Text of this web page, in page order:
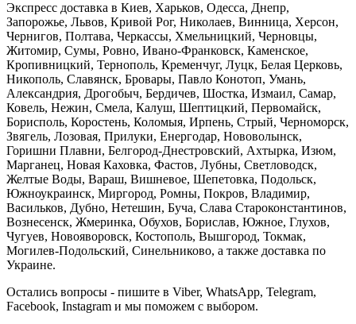
Экспресс доставка в Киев, Харьков, Одесса, Днепр,
Запорожье, Львов, Кривой Рог, Николаев, Винница, Херсон,
Чернигов, Полтава, Черкассы, Хмельницкий, Черновцы,
Житомир, Сумы, Ровно, Ивано-Франковск, Каменское,
Кропивницкий, Тернополь, Кременчуг, Луцк, Белая Церковь,
Никополь, Славянск, Бровары, Павло Конотоп, Умань,
Александрия, Дрогобыч, Бердичев, Шостка, Измаил, Самар,
Ковель, Нежин, Смела, Калуш, Шептицкий, Первомайск,
Борисполь, Коростень, Коломыя, Ирпень, Стрый, Черноморск,
Звягель, Лозовая, Прилуки, Енергодар, Нововолынск,
Горишни Плавни, Белгород-Днестровский, Ахтырка, Изюм,
Марганец, Новая Каховка, Фастов, Лубны, Светловодск,
Желтые Воды, Вараш, Вишневое, Шепетовка, Подольск,
Южноукраинск, Миргород, Ромны, Покров, Владимир,
Васильков, Дубно, Нетешин, Буча, Слава Староконстантинов,
Вознесенск, Жмеринка, Обухов, Борислав, Южное, Глухов,
Чугуев, Новояворовск, Костополь, Вышгород, Токмак,
Могилев-Подольский, Синельниково, а также доставка по
Украине.
Остались вопросы - пишите в Viber, WhatsApp, Telegram,
Facebook, Instagram и мы поможем с выбором.